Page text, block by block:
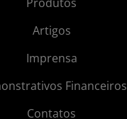
Artigos
Imprensa
Financeiros
Contatos